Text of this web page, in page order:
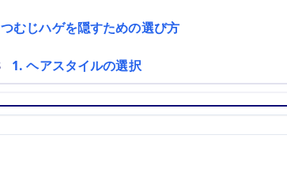
つむじハゲを隠すための選び方
1. ヘアスタイルの選択